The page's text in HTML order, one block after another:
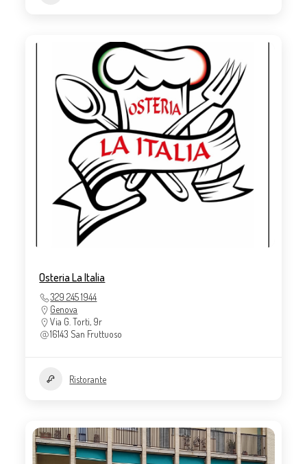
Osteria La Italia
329 245 1944
Genova
Via G. Torti, 9r
16143 San Fruttuoso
Ristorante